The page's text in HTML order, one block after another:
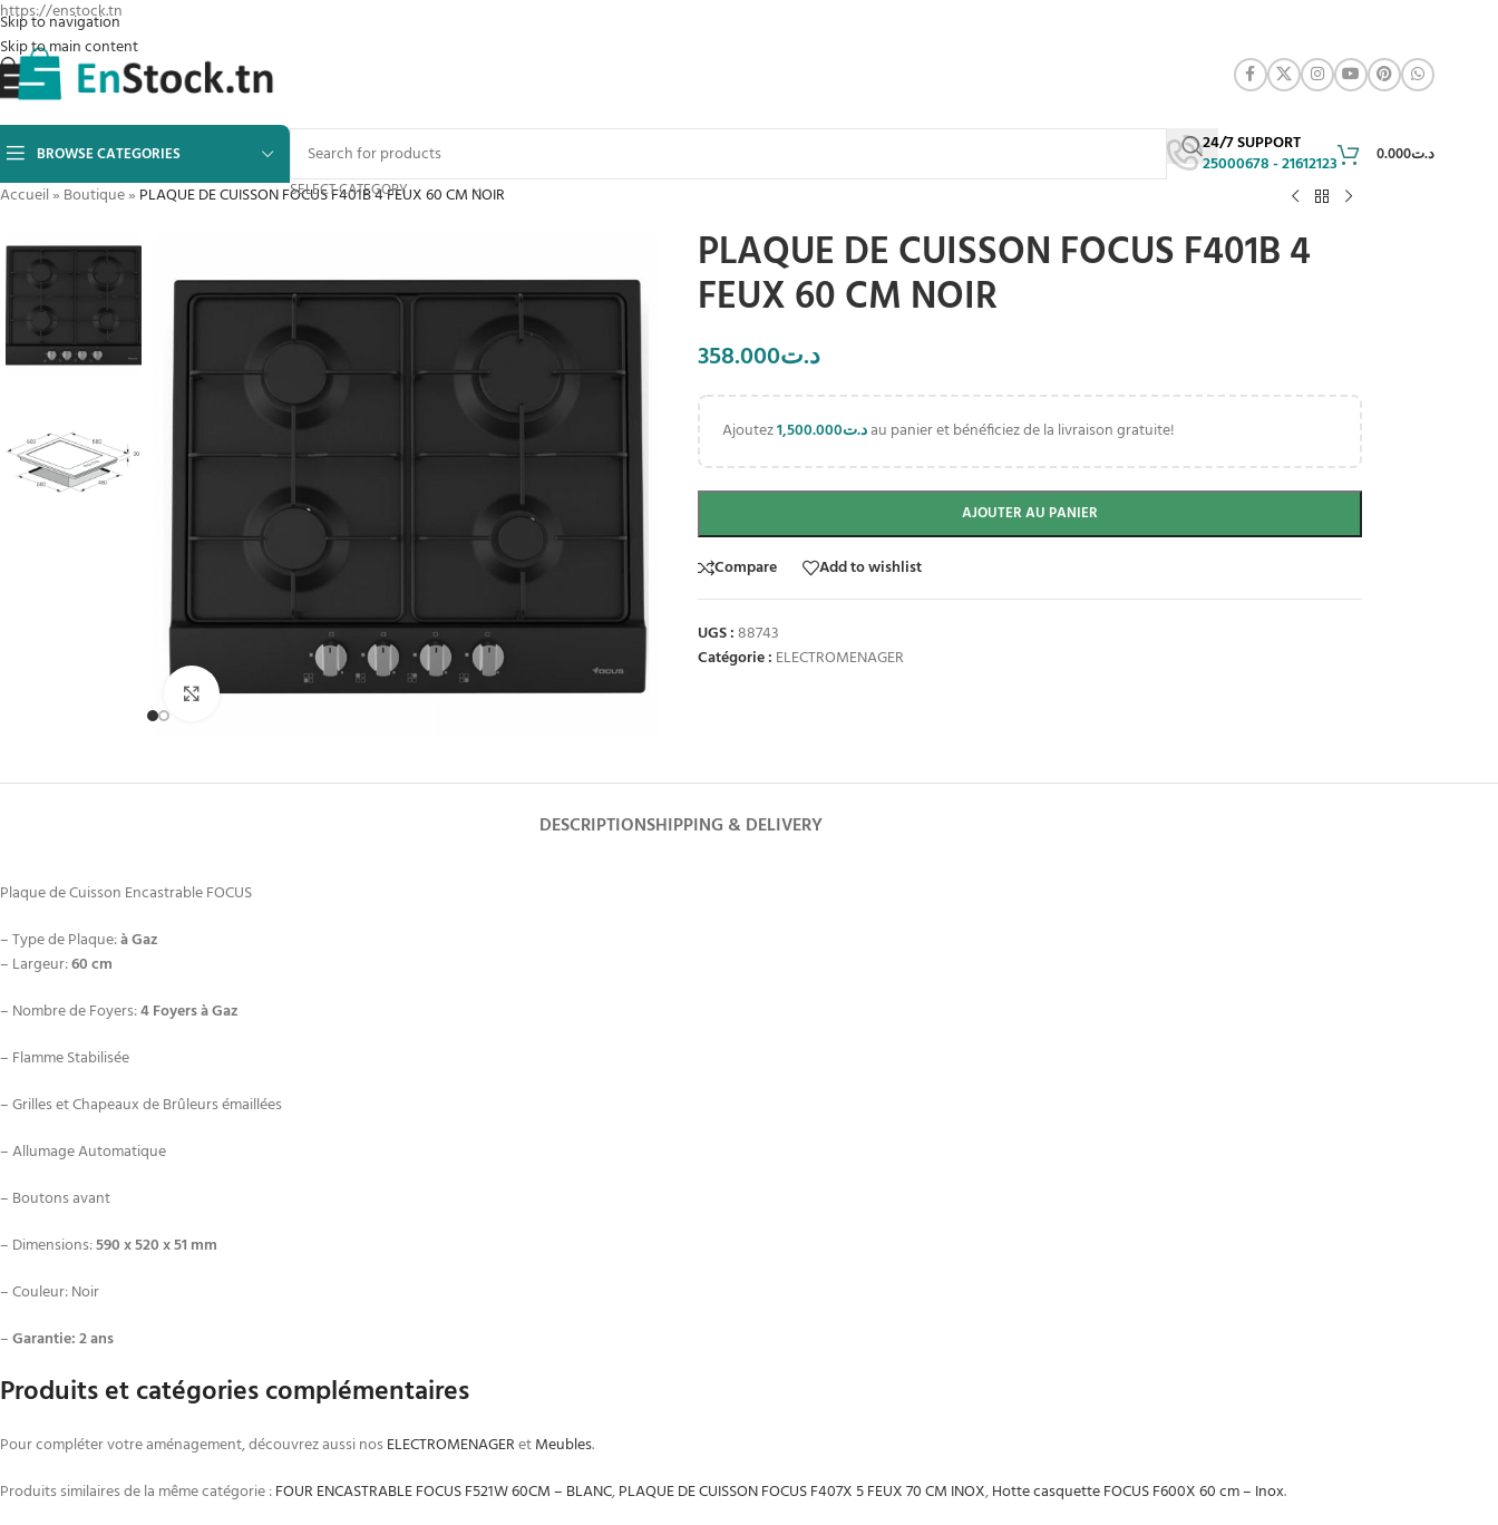
https://enstock.tn
Skip to navigation
Skip to main content
BROWSE CATEGORIES
SELECT CATEGORY
24/7 SUPPORT
25000678 - 21612123
د.ت0.000
Accueil» Boutique» PLAQUE DE CUISSON FOCUS F401B 4 FEUX 60 CM NOIR
Click to enlarge
PLAQUE DE CUISSON FOCUS F401B 4
FEUX 60 CM NOIR
د.ت358.000
Ajoutez د.ت1,500.000 au panier et bénéficiez de la livraison gratuite!
AJOUTER AU PANIER
Compare Add to wishlist
UGS :88743
Catégorie : ELECTROMENAGER
DESCRIPTIONSHIPPING & DELIVERY
Plaque de Cuisson Encastrable FOCUS
– Type de Plaque:à Gaz
– Largeur:60 cm
– Nombre de Foyers:4 Foyers à Gaz
– Flamme Stabilisée
– Grilles et Chapeaux de Brûleurs émaillées
– Allumage Automatique
– Boutons avant
– Dimensions:590 x 520 x 51 mm
– Couleur: Noir
–Garantie: 2 ans
Produits et catégories complémentaires
Pour compléter votre aménagement, découvrez aussi nosELECTROMENAGERetMeubles.
Produits similaires de la même catégorie :FOUR ENCASTRABLE FOCUS F521W 60CM – BLANC,PLAQUE DE CUISSON FOCUS F407X 5 FEUX 70 CM INOX,Hotte casquette FOCUS F600X 60 cm – Inox.